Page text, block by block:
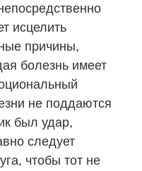
исцелить
причины,
болезнь имеет
не поддаются
был удар,
следует
чтобы тот не